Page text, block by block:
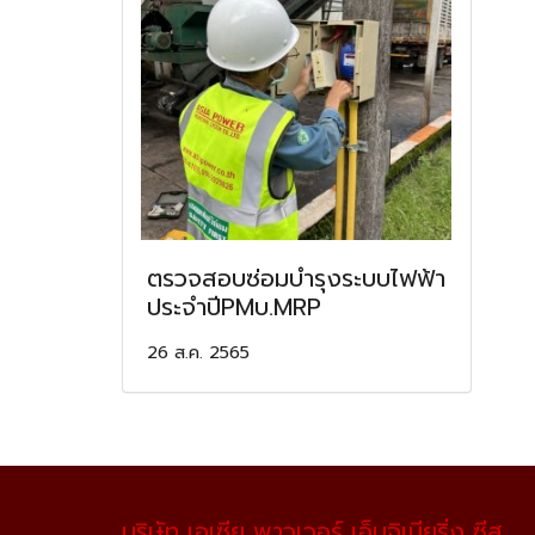
ตรวจสอบซ่อมบำรุงระบบไฟฟ้า
ประจำปีPMบ.MRP
26 ส.ค. 2565